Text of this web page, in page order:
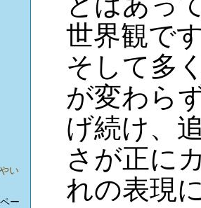
世界観で
そして多
が変わら
げ続け、
さが正に
れの表現
い
ー